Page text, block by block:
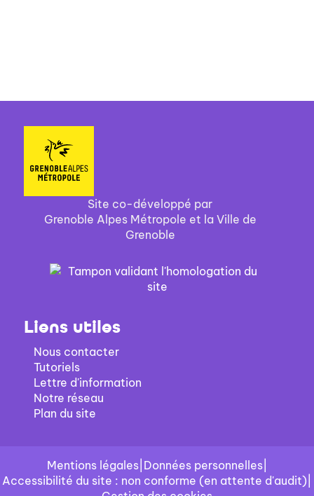
Site co-développé par
Grenoble Alpes Métropole et la Ville de
Grenoble
Liens utiles
Nous contacter
Tutoriels
Lettre d'information
Notre réseau
Plan du site
Mentions légales| Données personnelles|
Accessibilité du site : non conforme (en attente d'audit)